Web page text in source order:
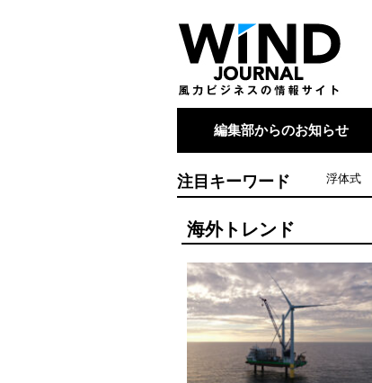
編集部からのお知らせ
注目キーワード 浮体式
海外トレンド